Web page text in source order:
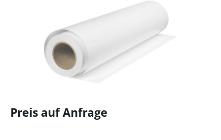
Preis auf Anfrage